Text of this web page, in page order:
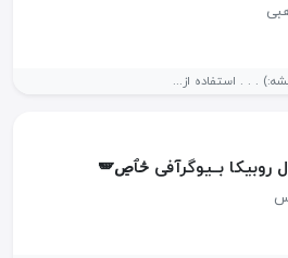
. . . استفاده از...
روبیکا بــیوگرآفی څٱڝ🪽